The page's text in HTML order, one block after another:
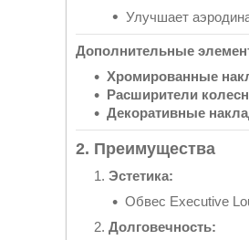
Улучшает
Дополнительные
Хромированные
Расширители
Декоративные
2. Преимущества
Эстетика:
Обвес Executive
Долговечность: